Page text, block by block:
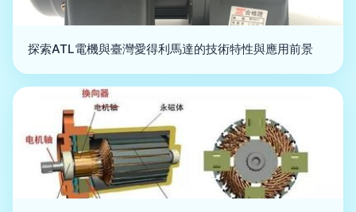
探索ATL電機與臺灣愛得利馬達的技術特性與應用前景